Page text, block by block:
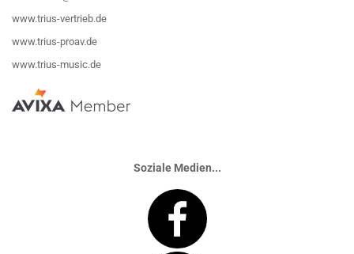
www.trius-vertrieb.de
www.trius-proav.de
www.trius-music.de
Soziale Medien...